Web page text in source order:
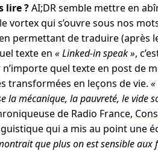
lire ?AI;DR semble mettre en
vortex qui s’ouvre sous nos
permettant de traduire (après
texte en « Linked-in speak »,
quel texte en post de
transformées en leçons de vie.
la mécanique, la pauvreté, le vide
de Radio France,
qui a mis au point une
que plus on est sensible